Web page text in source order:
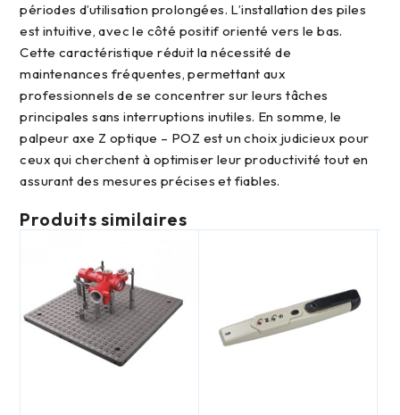
périodes d’utilisation prolongées. L’installation des piles
est intuitive, avec le côté positif orienté vers le bas.
Cette caractéristique réduit la nécessité de
maintenances fréquentes, permettant aux
professionnels de se concentrer sur leurs tâches
principales sans interruptions inutiles. En somme, le
palpeur axe Z optique – POZ est un choix judicieux pour
ceux qui cherchent à optimiser leur productivité tout en
assurant des mesures précises et fiables.
Produits similaires